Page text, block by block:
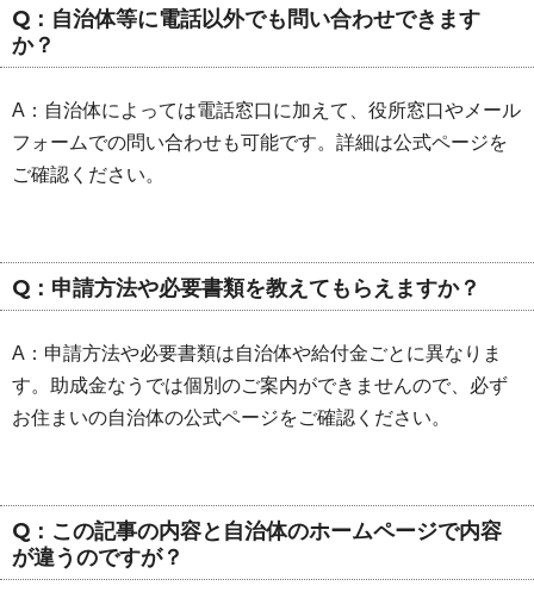
Q：自治体等に電話以外でも問い合わせできます
か？
A：自治体によっては電話窓口に加えて、役所窓口やメール
フォームでの問い合わせも可能です。詳細は公式ページを
ご確認ください。
Q：申請方法や必要書類を教えてもらえますか？
A：申請方法や必要書類は自治体や給付金ごとに異なりま
す。助成金なうでは個別のご案内ができませんので、必ず
お住まいの自治体の公式ページをご確認ください。
Q：この記事の内容と自治体のホームページで内容
が違うのですが？